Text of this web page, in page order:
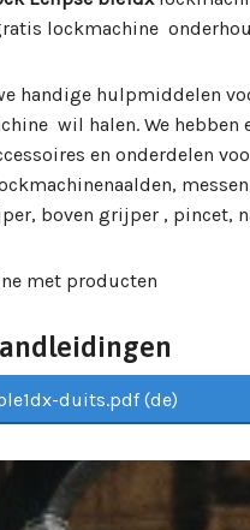
lockmachine
handige hulpmiddelen
wil halen. We hebben
en onderdelen
boven grijper , pincet,
met producten
duits.pdf (de)